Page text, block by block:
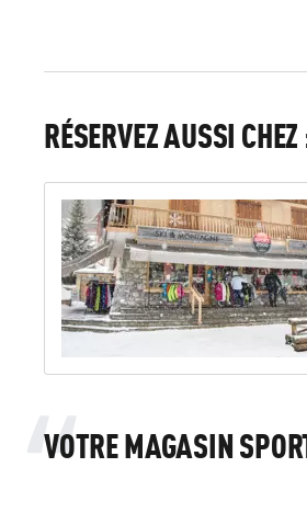
RÉSERVEZ AUSSI CHEZ
VOTRE MAGASIN